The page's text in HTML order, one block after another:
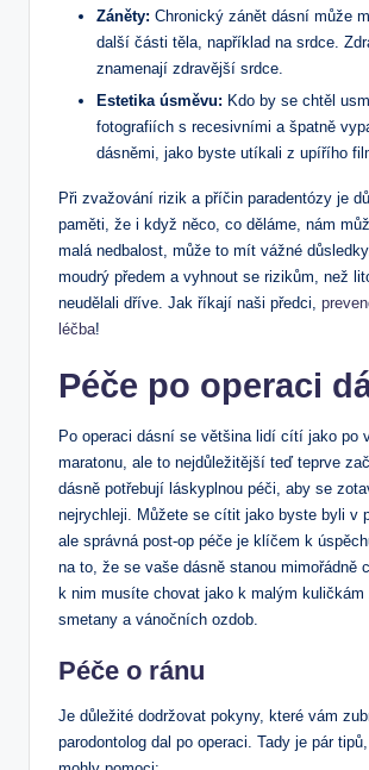
Záněty: Chronický zánět dásní může
další části těla, například na srdce.
znamenají zdravější srdce.
Estetika úsměvu: Kdo by se chtěl
fotografiích s recesivními a špatně
dásněmi, jako byste utíkali z upířího
Při zvažování rizik a příčin paradentózy je
paměti, že i když něco, co děláme, nám
malá nedbalost, může to mít vážné
moudrý předem a vyhnout se rizikům, než
neudělali dříve. Jak říkají naši předci,
léčba!
Péče po operaci
Po operaci dásní se většina lidí cítí jako po
maratonu, ale to nejdůležitější teď teprve
dásně potřebují láskyplnou péči, aby se
nejrychleji. Můžete se cítit jako byste byli v
ale správná post-op péče je klíčem k
na to, že se vaše dásně stanou mimořádně
k nim musíte chovat jako k malým kuličkám
smetany a vánočních ozdob.
Péče o ránu
Je důležité dodržovat pokyny, které vám
parodontolog dal po operaci. Tady je pár